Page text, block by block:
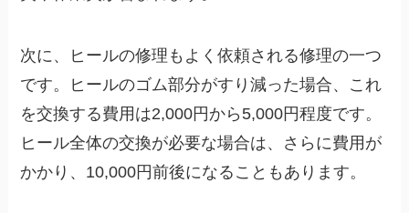
次に、ヒールの修理もよく依頼される修理の一つ
です。ヒールのゴム部分がすり減った場合、これ
を交換する費用は2,000円から5,000円程度です。
ヒール全体の交換が必要な場合は、さらに費用が
かかり、10,000円前後になることもあります。